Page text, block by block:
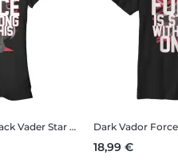
Vader Star Wars - Dark Vador Force Stack Vader - Femme T-shirt Dark Vador
18,99 €